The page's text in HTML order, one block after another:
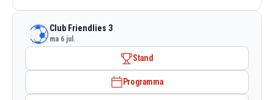
Club Friendlies 3
ma 6 jul.
Stand
Programma